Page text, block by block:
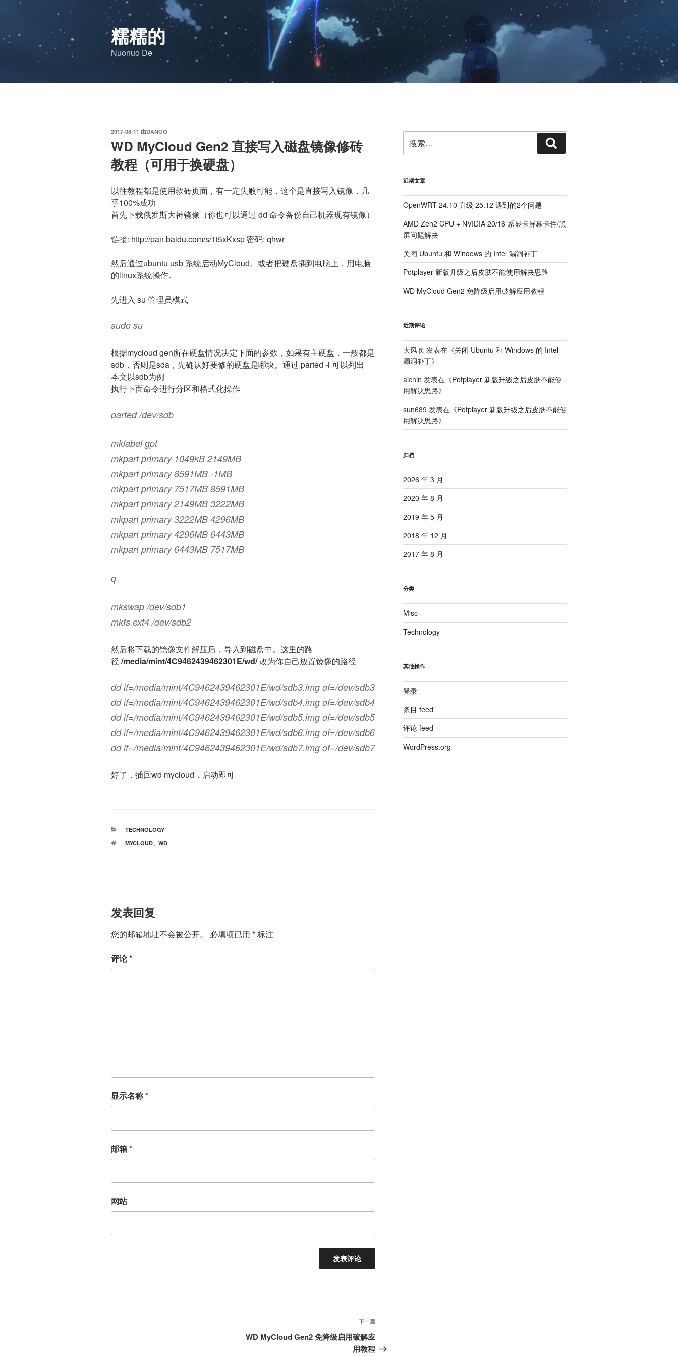
跳
容
糯糯的
Nuonuo De
发
于
2017-08-11 由DANGO
WD MyCloud Gen2 直接写入磁盘镜像修砖
教程（可用于换硬盘）
以往教程都是使用救砖页面，有一定失败可能，这个是直接写入镜像，几
乎100%成功
首先下载俄罗斯大神镜像（你也可以通过 dd 命令备份自己机器现有镜像）
链接: http://pan.baidu.com/s/1i5xKxsp 密码: qhwr
然后通过ubuntu usb 系统启动MyCloud。或者把硬盘插到电脑上，用电脑
的linux系统操作。
先进入 su 管理员模式
sudo su
根据mycloud gen所在硬盘情况决定下面的参数，如果有主硬盘，一般都是
sdb，否则是sda，先确认好要修的硬盘是哪块。通过 parted -l 可以列出
本文以sdb为例
执行下面命令进行分区和格式化操作
parted /dev/sdb
mklabel gpt
mkpart primary 1049kB 2149MB
mkpart primary 8591MB -1MB
mkpart primary 7517MB 8591MB
mkpart primary 2149MB 3222MB
mkpart primary 3222MB 4296MB
mkpart primary 4296MB 6443MB
mkpart primary 6443MB 7517MB
q
mkswap /dev/sdb1
mkfs.ext4 /dev/sdb2
然后将下载的镜像文件解压后，导入到磁盘中。这里的路
径/media/mint/4C9462439462301E/wd/改为你自己放置镜像的路径
dd if=/media/mint/4C9462439462301E/wd/sdb3.img of=/dev/sdb3
dd if=/media/mint/4C9462439462301E/wd/sdb4.img of=/dev/sdb4
dd if=/media/mint/4C9462439462301E/wd/sdb5.img of=/dev/sdb5
dd if=/media/mint/4C9462439462301E/wd/sdb6.img of=/dev/sdb6
dd if=/media/mint/4C9462439462301E/wd/sdb7.img of=/dev/sdb7
好了，插回wd mycloud，启动即可
分
TECHNOLOGY
标
MYCLOUD、 WD
发表回复
您的邮箱地址不会被公开。 必填项已用 *标注
评论*
显示名称*
邮箱*
网站
下
一
篇
下一篇
WD MyCloud Gen2 免降级启用破解应
用教程
索：
索
近期文章
OpenWRT 24.10 升级 25.12 遇到的2个问题
AMD Zen2 CPU + NVIDIA 20/16 系显卡屏幕卡住/黑
屏问题解决
关闭 Ubuntu 和 Windows 的 Intel 漏洞补丁
Potplayer 新版升级之后皮肤不能使用解决思路
WD MyCloud Gen2 免降级启用破解应用教程
近期评论
大风吹 发表在《关闭 Ubuntu 和 Windows 的 Intel
漏洞补丁》
aichin 发表在《Potplayer 新版升级之后皮肤不能使
用解决思路》
sun689 发表在《Potplayer 新版升级之后皮肤不能使
用解决思路》
归档
2026 年 3 月
2020 年 8 月
2019 年 5 月
2018 年 12 月
2017 年 8 月
分类
Misc
Technology
其他操作
登录
条目 feed
评论 feed
WordPress.org